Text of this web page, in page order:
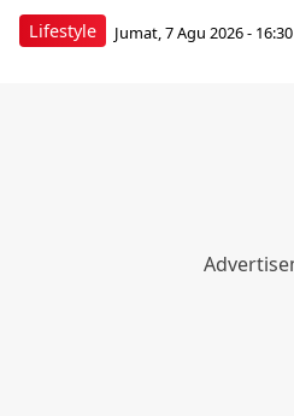
Lifestyle Jumat, 7 Agu 2026 - 16:30